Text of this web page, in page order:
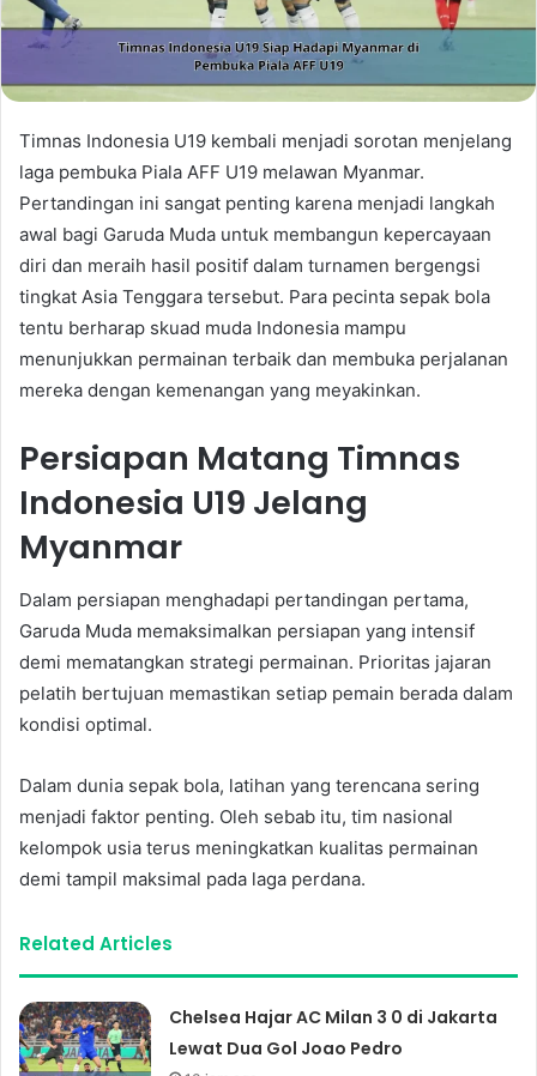
Timnas Indonesia U19 kembali menjadi sorotan menjelang
laga pembuka Piala AFF U19 melawan Myanmar.
Pertandingan ini sangat penting karena menjadi langkah
awal bagi Garuda Muda untuk membangun kepercayaan
diri dan meraih hasil positif dalam turnamen bergengsi
tingkat Asia Tenggara tersebut. Para pecinta sepak bola
tentu berharap skuad muda Indonesia mampu
menunjukkan permainan terbaik dan membuka perjalanan
mereka dengan kemenangan yang meyakinkan.
Persiapan Matang Timnas
Indonesia U19 Jelang
Myanmar
Dalam persiapan menghadapi pertandingan pertama,
Garuda Muda memaksimalkan persiapan yang intensif
demi mematangkan strategi permainan. Prioritas jajaran
pelatih bertujuan memastikan setiap pemain berada dalam
kondisi optimal.
Dalam dunia sepak bola, latihan yang terencana sering
menjadi faktor penting. Oleh sebab itu, tim nasional
kelompok usia terus meningkatkan kualitas permainan
demi tampil maksimal pada laga perdana.
Related Articles
Chelsea Hajar AC Milan 3 0 di Jakarta
Lewat Dua Gol Joao Pedro